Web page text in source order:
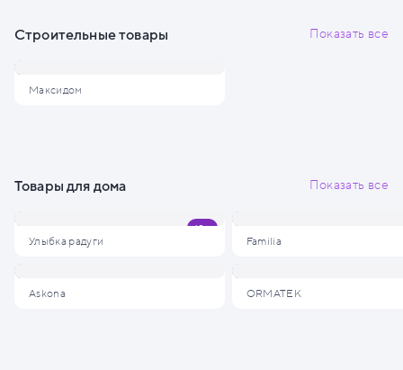
Строительные товары Показать все
Максидом
Товары для дома Показать все
Улыбка радуги
Askona
Familia
ORMATEK